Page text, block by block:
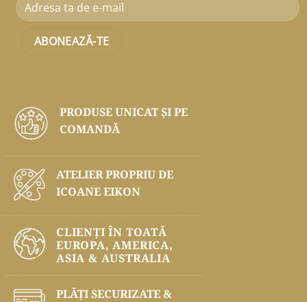
PRODUSE UNICAT ŞI PE
COMANDĂ
ATELIER PROPRIU DE
ICOANE EIKON
CLIENȚI ÎN TOATĂ
EUROPA, AMERICA,
ASIA & AUSTRALIA
PLĂŢI SECURIZATE &